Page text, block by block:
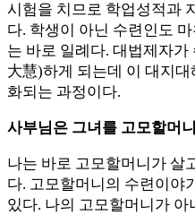
시험을 치므로 학업성적과
다. 학생이 아닌 수련인도
는 바로 일례다. 대법제자
大慧)하게 되는데 이 대지
화되는 과정이다.
사부님은 그녀를 고모할머
나는 바로 고모할머니가 살
다. 고모할머니의 수련이야
있다. 나의 고모할머니가 아